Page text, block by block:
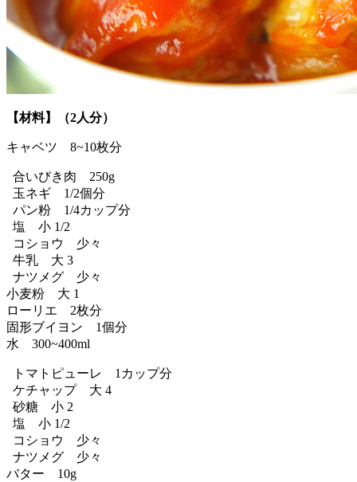
【材料】（2人分）
キャベツ 8~10枚分
合いびき肉 250g
玉ネギ 1/2個分
パン粉 1/4カップ分
塩 小 1/2
コショウ 少々
牛乳 大 3
ナツメグ 少々
小麦粉 大 1
ローリエ 2枚分
固形ブイヨン 1個分
水 300~400ml
トマトピューレ 1カップ分
ケチャップ 大 4
砂糖 小 2
塩 小 1/2
コショウ 少々
ナツメグ 少々
バター 10g